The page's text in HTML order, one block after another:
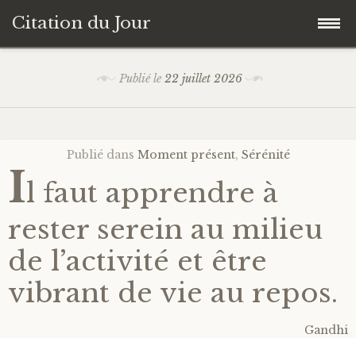
Citation du Jour
contenu
Savoir-être
Connaissance de soi
Sérénité
Publié le 22 juillet 2026
Publié dans Moment présent, Sérénité
Il faut apprendre à
rester serein au milieu
de l’activité et être
vibrant de vie au repos.
Gandhi